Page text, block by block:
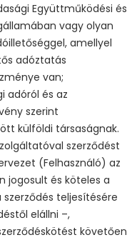
Együttműködési és
vagy olyan
amellyel
adóztatás
van;
adóról és az
szerint
külföldi társaságnak.
szerződést
(Felhasználó) az
jogosult és köteles a
teljesítésére
elállni –,
követően